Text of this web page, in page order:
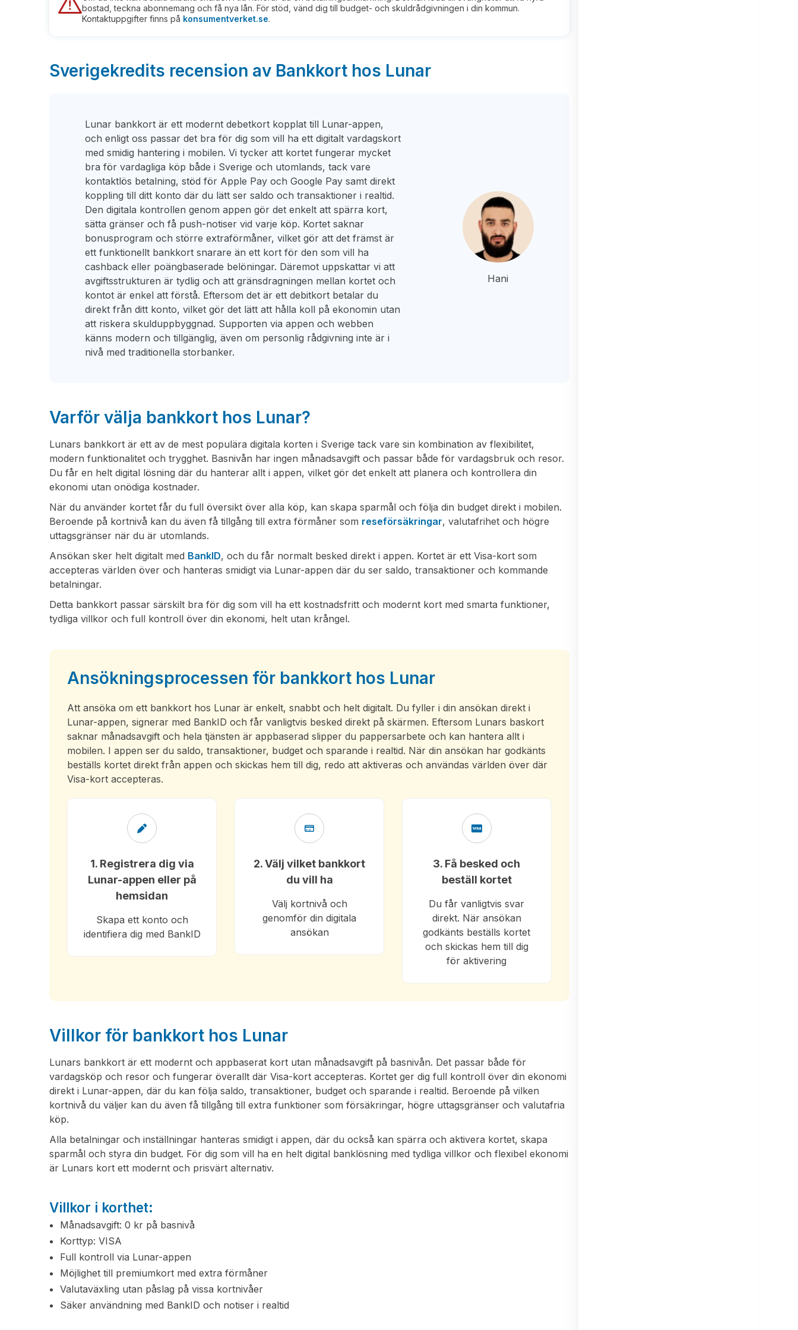
bostad, teckna abonnemang och få nya lån. För stöd, vänd dig till budget- och skuldrådgivningen i din kommun.
Kontaktuppgifter finns på konsumentverket.se.
Sverigekredits recension av Bankkort hos Lunar
Lunar bankkort är ett modernt debetkort kopplat till Lunar-appen,
och enligt oss passar det bra för dig som vill ha ett digitalt vardagskort
med smidig hantering i mobilen. Vi tycker att kortet fungerar mycket
bra för vardagliga köp både i Sverige och utomlands, tack vare
kontaktlös betalning, stöd för Apple Pay och Google Pay samt direkt
koppling till ditt konto där du lätt ser saldo och transaktioner i realtid.
Den digitala kontrollen genom appen gör det enkelt att spärra kort,
sätta gränser och få push-notiser vid varje köp. Kortet saknar
bonusprogram och större extraförmåner, vilket gör att det främst är
ett funktionellt bankkort snarare än ett kort för den som vill ha
cashback eller poängbaserade belöningar. Däremot uppskattar vi att
avgiftsstrukturen är tydlig och att gränsdragningen mellan kortet och
kontot är enkel att förstå. Eftersom det är ett debitkort betalar du
direkt från ditt konto, vilket gör det lätt att hålla koll på ekonomin utan
att riskera skulduppbyggnad. Supporten via appen och webben
känns modern och tillgänglig, även om personlig rådgivning inte är i
nivå med traditionella storbanker.
Hani
Varför välja bankkort hos Lunar?
Lunars bankkort är ett av de mest populära digitala korten i Sverige tack vare sin kombination av flexibilitet,
modern funktionalitet och trygghet. Basnivån har ingen månadsavgift och passar både för vardagsbruk och resor.
Du får en helt digital lösning där du hanterar allt i appen, vilket gör det enkelt att planera och kontrollera din
ekonomi utan onödiga kostnader.
När du använder kortet får du full översikt över alla köp, kan skapa sparmål och följa din budget direkt i mobilen.
Beroende på kortnivå kan du även få tillgång till extra förmåner som reseförsäkringar, valutafrihet och högre
uttagsgränser när du är utomlands.
Ansökan sker helt digitalt med BankID, och du får normalt besked direkt i appen. Kortet är ett Visa-kort som
accepteras världen över och hanteras smidigt via Lunar-appen där du ser saldo, transaktioner och kommande
betalningar.
Detta bankkort passar särskilt bra för dig som vill ha ett kostnadsfritt och modernt kort med smarta funktioner,
tydliga villkor och full kontroll över din ekonomi, helt utan krångel.
Ansökningsprocessen för bankkort hos Lunar
Att ansöka om ett bankkort hos Lunar är enkelt, snabbt och helt digitalt. Du fyller i din ansökan direkt i
Lunar-appen, signerar med BankID och får vanligtvis besked direkt på skärmen. Eftersom Lunars baskort
saknar månadsavgift och hela tjänsten är appbaserad slipper du pappersarbete och kan hantera allt i
mobilen. I appen ser du saldo, transaktioner, budget och sparande i realtid. När din ansökan har godkänts
beställs kortet direkt från appen och skickas hem till dig, redo att aktiveras och användas världen över där
Visa-kort accepteras.
1. Registrera dig via
Lunar-appen eller på
hemsidan
Skapa ett konto och
identifiera dig med BankID
2. Välj vilket bankkort
du vill ha
Välj kortnivå och
genomför din digitala
ansökan
3. Få besked och
beställ kortet
Du får vanligtvis svar
direkt. När ansökan
godkänts beställs kortet
och skickas hem till dig
för aktivering
Villkor för bankkort hos Lunar
Lunars bankkort är ett modernt och appbaserat kort utan månadsavgift på basnivån. Det passar både för
vardagsköp och resor och fungerar överallt där Visa-kort accepteras. Kortet ger dig full kontroll över din ekonomi
direkt i Lunar-appen, där du kan följa saldo, transaktioner, budget och sparande i realtid. Beroende på vilken
kortnivå du väljer kan du även få tillgång till extra funktioner som försäkringar, högre uttagsgränser och valutafria
köp.
Alla betalningar och inställningar hanteras smidigt i appen, där du också kan spärra och aktivera kortet, skapa
sparmål och styra din budget. För dig som vill ha en helt digital banklösning med tydliga villkor och flexibel ekonomi
är Lunars kort ett modernt och prisvärt alternativ.
Villkor i korthet:
Månadsavgift: 0 kr på basnivå
Korttyp: VISA
Full kontroll via Lunar-appen
Möjlighet till premiumkort med extra förmåner
Valutaväxling utan påslag på vissa kortnivåer
Säker användning med BankID och notiser i realtid